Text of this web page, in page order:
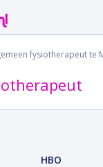
fysiotherapeut te
HBO